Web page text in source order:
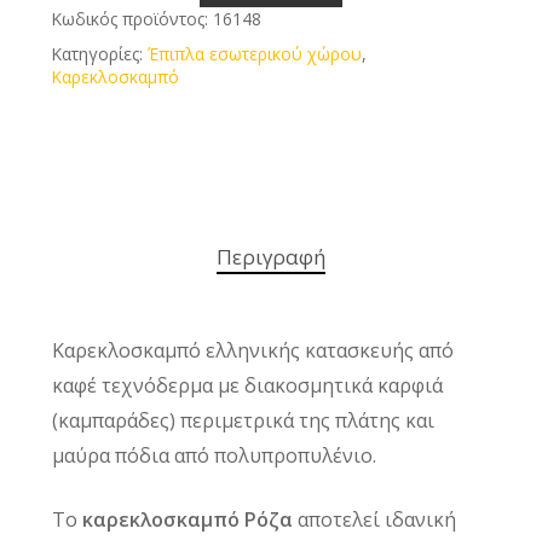
Κωδικός προϊόντος: 16148
Κατηγορίες: Έπιπλα εσωτερικού χώρου,
Καρεκλοσκαμπό
Περιγραφή
Καρεκλοσκαμπό ελληνικής κατασκευής από
καφέ τεχνόδερμα με διακοσμητικά καρφιά
(καμπαράδες) περιμετρικά της πλάτης και
μαύρα πόδια από πολυπροπυλένιο.
Το καρεκλοσκαμπό Ρόζα αποτελεί ιδανική